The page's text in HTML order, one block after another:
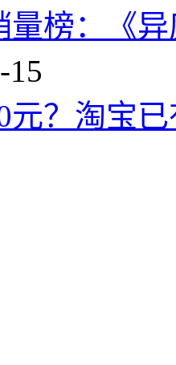
量榜：《
15
元？淘宝